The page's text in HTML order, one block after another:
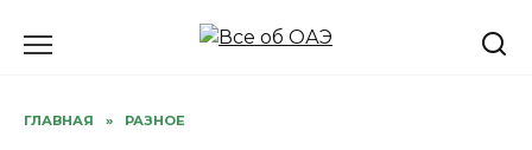
ГЛАВНАЯ » РАЗНОЕ